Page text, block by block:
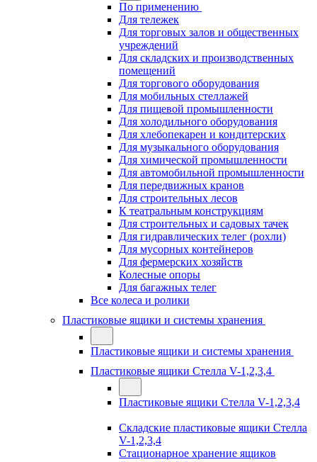
По применению
Для тележек
Для торговых залов и общественных
учреждений
Для складских и производственных
помещений
Для торгового оборудования
Для мобильных стеллажей
Для пищевой промышленности
Для холодильного оборудования
Для хлебопекарен и кондитерских
Для музыкального оборудования
Для химической промышленности
Для автомобильной промышленности
Для передвижных кранов
Для строительных лесов
К театральным конструкциям
Для строительных и садовых тачек
Для гидравлических телег (рохли)
Для мусорных контейнеров
Для фермерских хозяйств
Колесные опоры
Для багажных телег
Все колеса и ролики
Пластиковые ящики и системы хранения
Пластиковые ящики и системы хранения
Пластиковые ящики Стелла V-1,2,3,4
Пластиковые ящики Стелла V-1,2,3,4
Складские пластиковые ящики Стелла
V-1,2,3,4
Стационарное хранение ящиков